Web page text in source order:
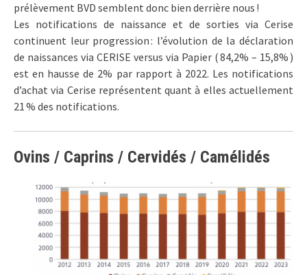
prélèvement BVD semblent donc bien derrière nous !
Les notifications de naissance et de sorties via Cerise
continuent leur progression : l’évolution de la déclaration
de naissances via CERISE versus via Papier ( 84,2% – 15,8% )
est en hausse de 2% par rapport à 2022. Les notifications
d’achat via Cerise représentent quant à elles actuellement
21 % des notifications.
Ovins / Caprins / Cervidés / Camélidés